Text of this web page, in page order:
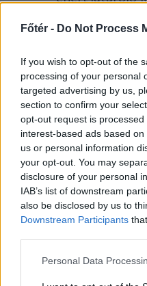
Főtér - Do Not Process
If you wish to opt-out of the
processing of your personal
targeted advertising by us,
section to confirm your
opt-out request is
interest-based ads based
us or personal information
your opt-out. You may
disclosure of your personal
IAB’s list of downstream
also be disclosed by us to
Downstream Participants
Personal Data
Románia
messze a
2026. AUGUSZTUS